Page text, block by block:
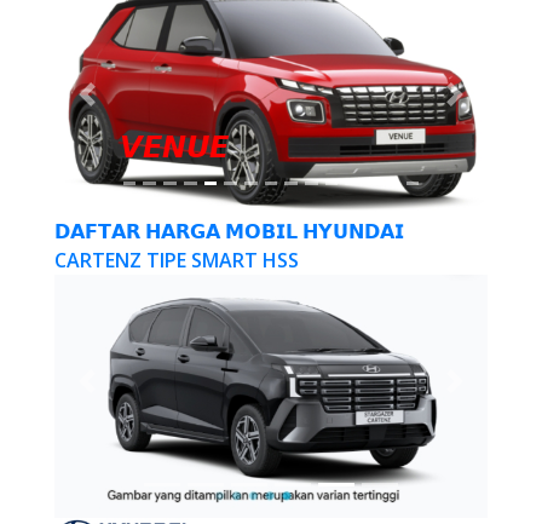
𝙑𝙀𝙉𝙐𝙀
Previous Next
𝗗𝗔𝗙𝗧𝗔𝗥 𝗛𝗔𝗥𝗚𝗔 𝗠𝗢𝗕𝗜𝗟 𝗛𝗬𝗨𝗡𝗗𝗔𝗜
CARTENZ TIPE SMART HSS
Previous